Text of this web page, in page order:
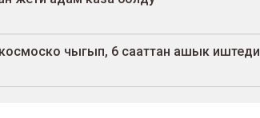
чыгып, 6 сааттан ашык иштеди